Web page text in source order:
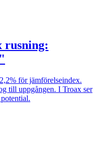
rusning:
för jämförelseindex.
till uppgången. I Troax ser